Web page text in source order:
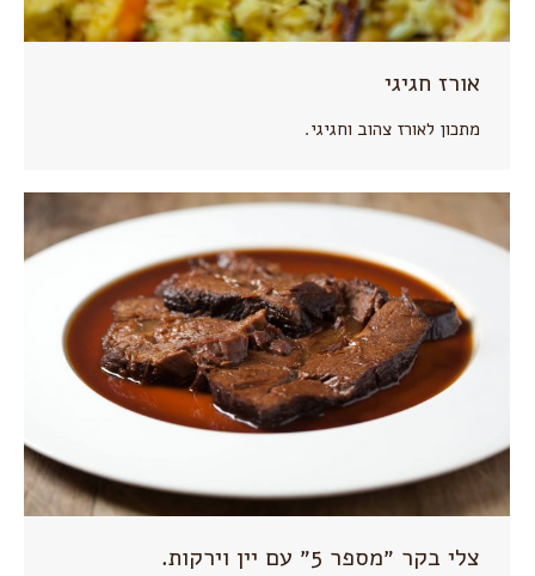
אורז חגיגי
מתכון לאורז צהוב וחגיגי.
צלי בקר ״מספר 5״ עם יין וירקות.